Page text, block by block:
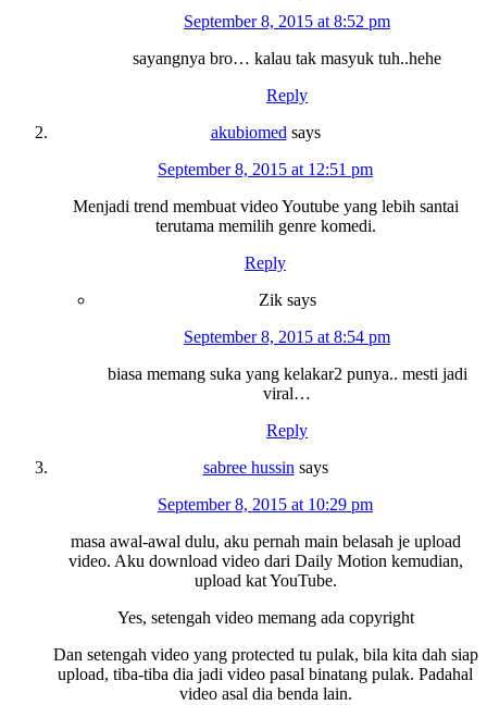
September 8, 2015 at 8:52 pm
sayangnya bro… kalau tak masyuk tuh..hehe
Reply
akubiomed says
September 8, 2015 at 12:51 pm
Menjadi trend membuat video Youtube yang lebih santai
terutama memilih genre komedi.
Reply
Zik says
September 8, 2015 at 8:54 pm
biasa memang suka yang kelakar2 punya.. mesti jadi
viral…
Reply
sabree hussin says
September 8, 2015 at 10:29 pm
masa awal-awal dulu, aku pernah main belasah je upload
video. Aku download video dari Daily Motion kemudian,
upload kat YouTube.
Yes, setengah video memang ada copyright
Dan setengah video yang protected tu pulak, bila kita dah siap
upload, tiba-tiba dia jadi video pasal binatang pulak. Padahal
video asal dia benda lain.